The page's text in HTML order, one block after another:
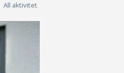
All aktivitet